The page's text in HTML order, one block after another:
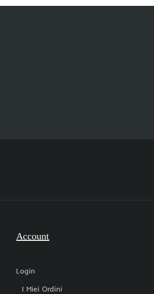
Account
Login
I Miei Ordini